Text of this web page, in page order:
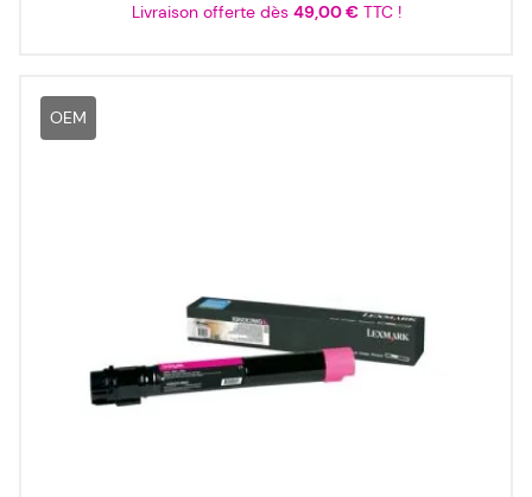
Livraison offerte dès 49,00 €TTC !
OEM